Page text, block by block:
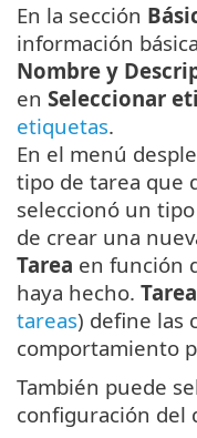
En la sección
información
Nombre y
en Seleccionar
etiquetas.
En el menú
tipo de tarea que
seleccionó un
de crear una
Tarea en función
haya hecho. Tarea
tareas) define las
comportamiento
También puede
configuración del